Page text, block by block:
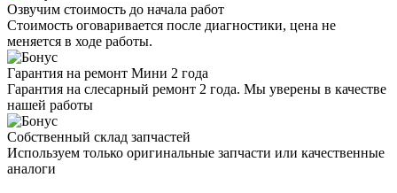
Озвучим стоимость до начала работ
Стоимость оговаривается после диагностики, цена не
меняется в ходе работы.
Гарантия на ремонт Мини 2 года
Гарантия на слесарный ремонт 2 года. Мы уверены в качестве
нашей работы
Собственный склад запчастей
Используем только оригинальные запчасти или качественные
аналоги